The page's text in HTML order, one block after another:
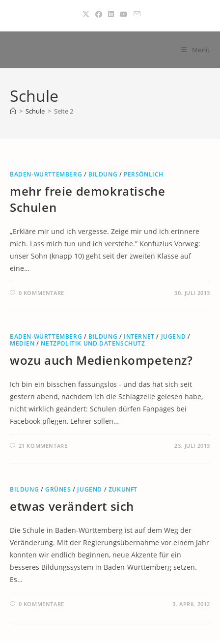
springen
Menü
Schule
> Schule > Seite 2
BADEN-WÜRTTEMBERG / BILDUNG / PERSÖNLICH
mehr freie demokratische
Schulen
„Erkläre mir und ich vergesse. Zeige mir und ich erinnere
mich. Lass mich tun und ich verstehe.” Konfuzius Vorweg:
unser Sohn (knapp 10) geht seit der zweiten Klasse auf
eine…
0 KOMMENTARE 30. JULI 2013
BADEN-WÜRTTEMBERG / BILDUNG / INTERNET / JUGEND /
MEDIEN / NETZPOLITIK UND DATENSCHUTZ
wozu auch Medienkompetenz?
Ich bin ein bisschen fassungslos - und das hat sich seit
gestern abend, nachdem ich die Schlagzeile gelesen habe,
nicht wirklich geändert: Schulen dürfen Fanpages bei
Facebook pflegen, Lehrer sollen…
21 KOMMENTARE 23. JULI 2013
BILDUNG /GRÜNES / JUGEND / ZUKUNFT
etwas verändert sich
Die Schule in Baden-Württemberg ist auf dem Weg der
Veränderung. Mit der Regierungsübernahme vor einem Jahr
konnten wir endlich beginnen, neue Akzente für ein
besseres Bildungssystem in Baden-Württemberg setzen.
Es…
0 KOMMENTARE 3. APRIL 2012